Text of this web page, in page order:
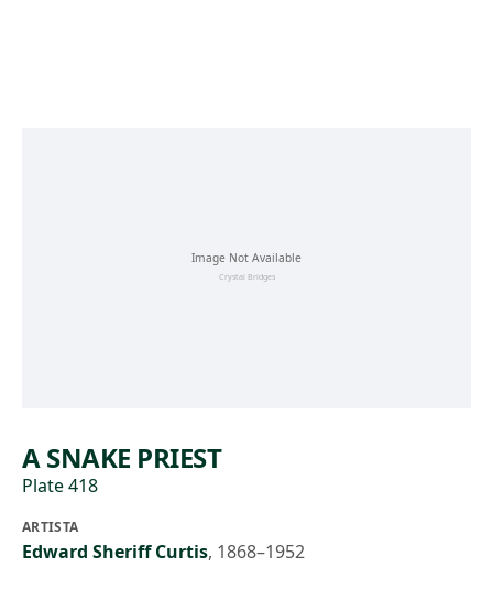
A SNAKE PRIEST
Plate 418
ARTISTA
Edward Sheriff Curtis, 1868–1952